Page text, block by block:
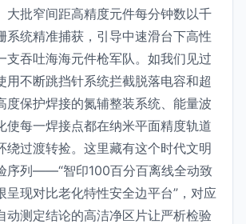
大批窄间距高精度元件每分钟数以千
系统精准捕获，引导中速滑台下高性
支吞吐海海元件枪军队。如我们见过
用不断跳挡针系统拦截脱落电容和超
度保护焊接的氮辅整装系统、能量波
使每一焊接点都在纳米平面精度轨道
绕过渡转捡。这里藏有这个时代文明
序列——“智印100百分百离线全动致
呈现对比老化特性安全边平台”，对应
动测定结论的高洁净区片让严析检验